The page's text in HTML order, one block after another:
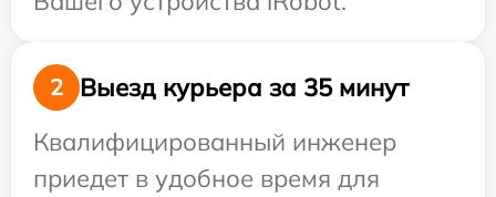
2
Выезд курьера за 35 минут
Квалифицированный инженер
приедет в удобное время для